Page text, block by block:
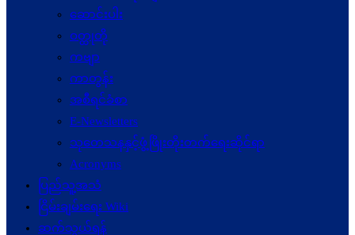
ဆောင်းပါး
ဝတ္ထုတို
ကဗျာ
ကာတွန်း
အစီရင်ခံစာ
E-Newsletters
သုတေသနနှင့်ဖွံ့ဖြိုးတိုးတက်ရေးဆိုင်ရာ
Acronyms
ပြည်သူ့အသံ
ငြိမ်းချမ်းရေး Wiki
ဆက်သွယ်ရန်